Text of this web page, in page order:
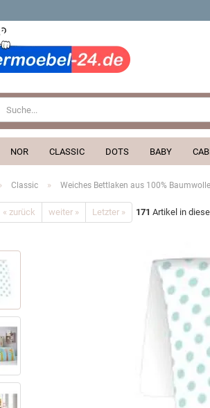
NOR CLASSIC DOTS BABY
Classic » Weiches Bettlaken aus 100%
« zurück weiter » Letzter » 171 Artikel in